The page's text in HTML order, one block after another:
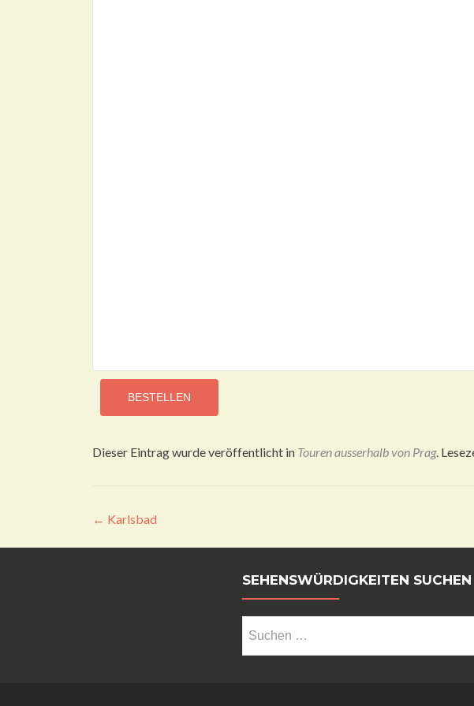
BESTELLEN
Dieser Eintrag wurde veröffentlicht in Touren ausserhalb von Prag.
Beitragsnavigation
← Karlsbad
SEHENSWÜRDIGKEITEN SUCHEN
nach: